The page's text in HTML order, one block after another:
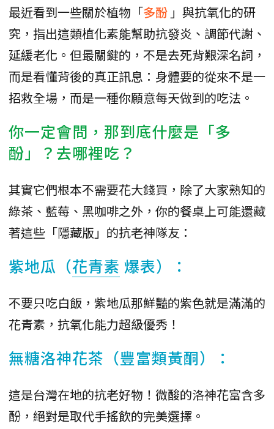
最近看到一些關於植物「多酚 」與抗氧化的研
究，指出這類植化素能幫助抗發炎、調節代謝、
延緩老化。但最關鍵的，不是去死背艱深名詞，
而是看懂背後的真正訊息：身體要的從來不是一
招救全場，而是一種你願意每天做到的吃法。
你一定會問，那到底什麼是「多
酚」？去哪裡吃？
其實它們根本不需要花大錢買，除了大家熟知的
綠茶、藍莓、黑咖啡之外，你的餐桌上可能還藏
著這些「隱藏版」的抗老神隊友：
紫地瓜（花青素 爆表）：
不要只吃白飯，紫地瓜那鮮豔的紫色就是滿滿的
花青素，抗氧化能力超級優秀！
無糖洛神花茶（豐富類黃酮）：
這是台灣在地的抗老好物！微酸的洛神花富含多
酚，絕對是取代手搖飲的完美選擇。